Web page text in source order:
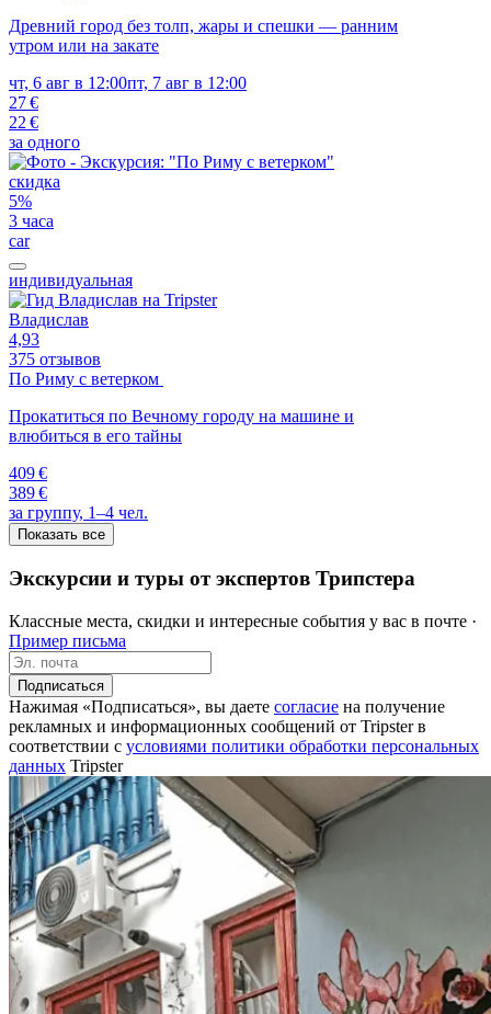
Древний город без толп, жары и спешки — ранним
утром или на закате
чт, 6 авг в 12:00пт, 7 авг в 12:00
27 €
22 €
за одного
скидка
5%
3 часа
car
индивидуальная
Владислав
4,93
375 отзывов
По Риму с ветерком
Прокатиться по Вечному городу на машине и
влюбиться в его тайны
409 €
389 €
за группу, 1–4 чел.
Показать все
Экскурсии и туры от экспертов Трипстера
Классные места, скидки и интересные события у вас в почте ·
Пример письма
Подписаться
Нажимая «Подписаться», вы даете согласие на получение
рекламных и информационных сообщений от Tripster в
соответствии c условиями политики обработки персональных
данных Tripster